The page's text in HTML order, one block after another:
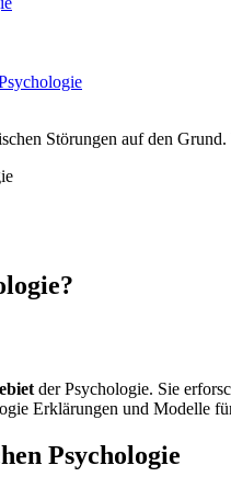
Störungen auf den
der Psychologie. Sie
Erklärungen und Modelle
Psychologie